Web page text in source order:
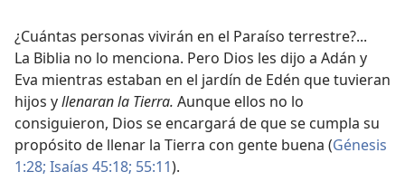
¿Cuántas personas vivirán en el Paraíso terrestre?...
La Biblia no lo menciona. Pero Dios les dijo a Adán y
Eva mientras estaban en el jardín de Edén que tuvieran
hijos yllenaran la Tierra. Aunque ellos no lo
consiguieron, Dios se encargará de que se cumpla su
propósito de llenar la Tierra con gente buena (Génesis
1:28; Isaías 45:18; 55:11).